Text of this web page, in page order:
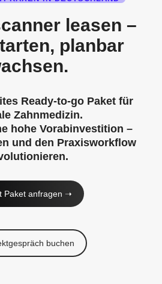
leasen –
planbar
Ready-to-go Paket für
Zahnmedizin.
hohe Vorabinvestition –
und den Praxisworkflow
Paket anfragen ➝
buchen